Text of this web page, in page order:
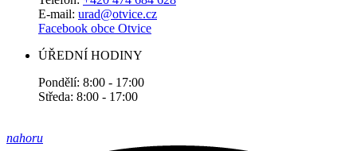
E-mail: urad@otvice.cz
Facebook obce Otvice
ÚŘEDNÍ HODINY
Pondělí: 8:00 - 17:00
Středa: 8:00 - 17:00
nahoru